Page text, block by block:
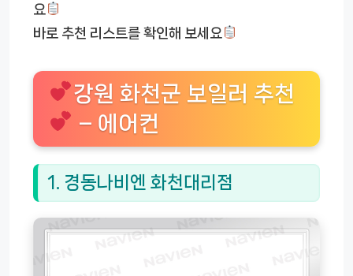
요
바로 추천 리스트를 확인해 보세요
강원 화천군 보일러 추천
– 에어컨
1. 경동나비엔 화천대리점